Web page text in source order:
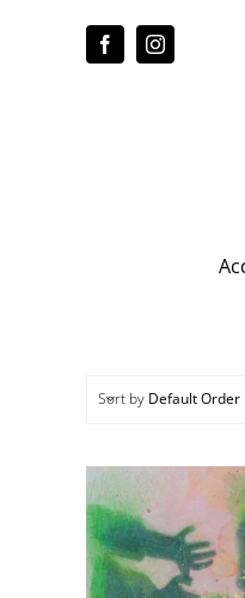
Sort by Default Order